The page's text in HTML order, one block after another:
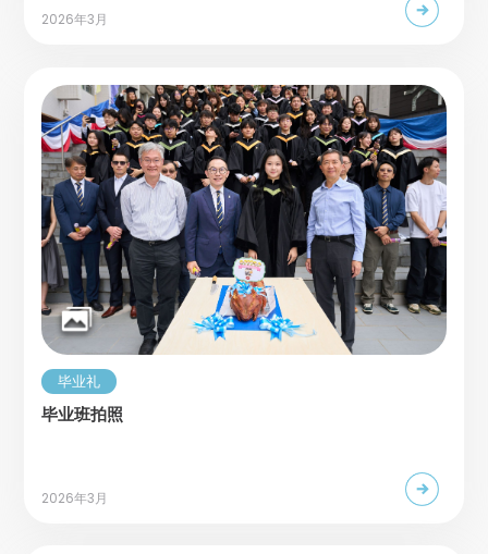
2026年3月
毕业礼
毕业班拍照
2026年3月